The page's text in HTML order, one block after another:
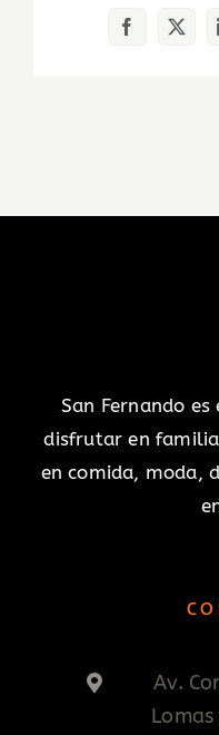
Facebook
X
San Fernando
disfrutar en
en comida, moda,
Av.